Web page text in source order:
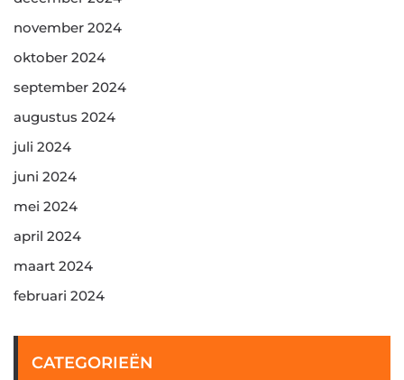
november 2024
oktober 2024
september 2024
augustus 2024
juli 2024
juni 2024
mei 2024
april 2024
maart 2024
februari 2024
CATEGORIEËN